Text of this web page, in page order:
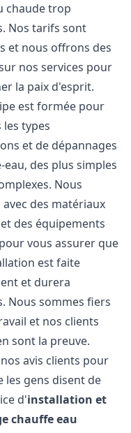
chaude trop
Nos tarifs sont
et nous offrons des
nos services pour
la paix d'esprit.
est formée pour
types
et de dépannages
eau, des plus simples
Nous
des matériaux
des équipements
vous assurer que
est faite
et durera
Nous sommes fiers
et nos clients
sont la preuve.
avis clients pour
les gens disent de
d'installation et
chauffe eau